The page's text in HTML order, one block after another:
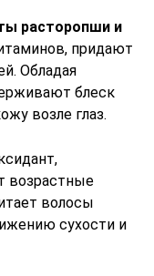
расторопши и
придают
Обладая
блеск
возле глаз.
возрастные
волосы
сухости и